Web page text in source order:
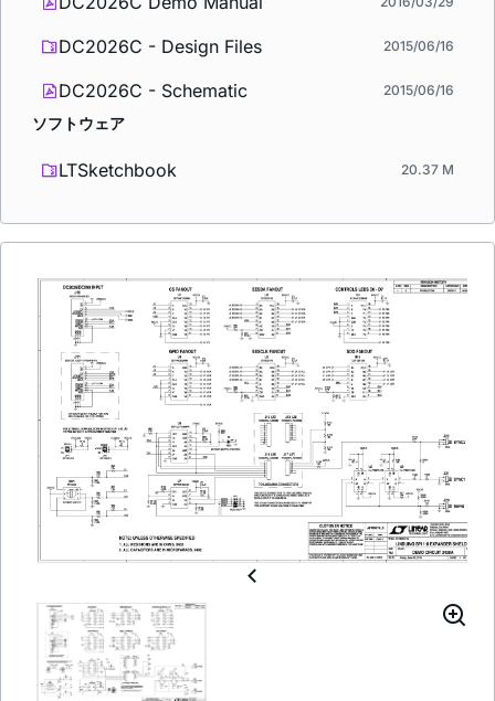
DC2026C - Design Files 2015/06/16
DC2026C - Schematic 2015/06/16
ソフトウェア
LTSketchbook 20.37 M